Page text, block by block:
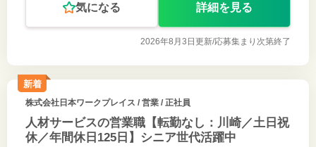
気になる 詳細を見る
2026年8月3日更新/応募集まり次第終了
新着
株式会社日本ワークプレイス / 営業 / 正社員
人材サービスの営業職【転勤なし：川崎／土日祝
休／年間休日125日】シニア世代活躍中